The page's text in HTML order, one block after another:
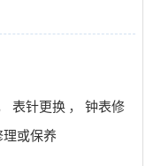
表针更换 ，
钟表修
理或保养